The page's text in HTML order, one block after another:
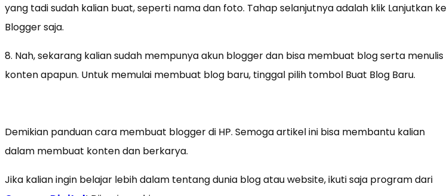
yang tadi sudah kalian buat, seperti nama dan foto. Tahap selanjutnya adalah klik Lanjutkan ke
Blogger saja.
8. Nah, sekarang kalian sudah mempunya akun blogger dan bisa membuat blog serta menulis
konten apapun. Untuk memulai membuat blog baru, tinggal pilih tombol Buat Blog Baru.
Demikian panduan cara membuat blogger di HP. Semoga artikel ini bisa membantu kalian
dalam membuat konten dan berkarya.
Jika kalian ingin belajar lebih dalam tentang dunia blog atau website, ikuti saja program dari